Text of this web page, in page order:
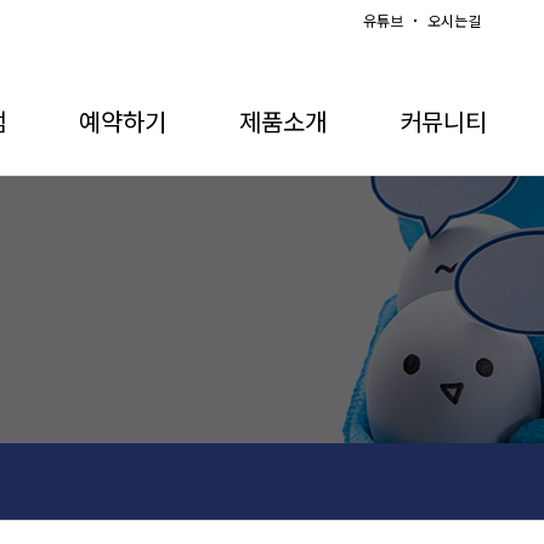
유튜브 오시는길
예약하기 제품소개 커뮤니티